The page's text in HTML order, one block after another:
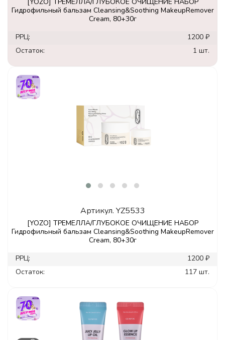
Гидрофильный бальзам Cleansing&Soothing MakeupRemover
Cream, 80+30г
РРЦ:
1200 ₽
Остаток:
1 шт.
Артикул. YZ5533
[YOZO] ТРЕМЕЛЛА/ГЛУБОКОЕ ОЧИЩЕНИЕ НАБОР
Гидрофильный бальзам Cleansing&Soothing MakeupRemover
Cream, 80+30г
РРЦ:
1200 ₽
Остаток:
117 шт.